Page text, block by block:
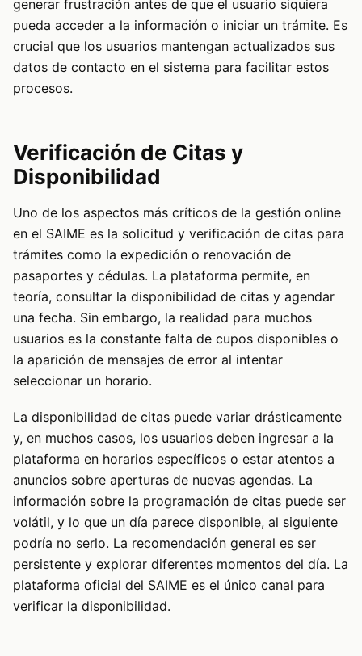
generar frustración antes de que el usuario siquiera
pueda acceder a la información o iniciar un trámite. Es
crucial que los usuarios mantengan actualizados sus
datos de contacto en el sistema para facilitar estos
procesos.
Verificación de Citas y
Disponibilidad
Uno de los aspectos más críticos de la gestión online
en el SAIME es la solicitud y verificación de citas para
trámites como la expedición o renovación de
pasaportes y cédulas. La plataforma permite, en
teoría, consultar la disponibilidad de citas y agendar
una fecha. Sin embargo, la realidad para muchos
usuarios es la constante falta de cupos disponibles o
la aparición de mensajes de error al intentar
seleccionar un horario.
La disponibilidad de citas puede variar drásticamente
y, en muchos casos, los usuarios deben ingresar a la
plataforma en horarios específicos o estar atentos a
anuncios sobre aperturas de nuevas agendas. La
información sobre la programación de citas puede ser
volátil, y lo que un día parece disponible, al siguiente
podría no serlo. La recomendación general es ser
persistente y explorar diferentes momentos del día. La
plataforma oficial del SAIME es el único canal para
verificar la disponibilidad.